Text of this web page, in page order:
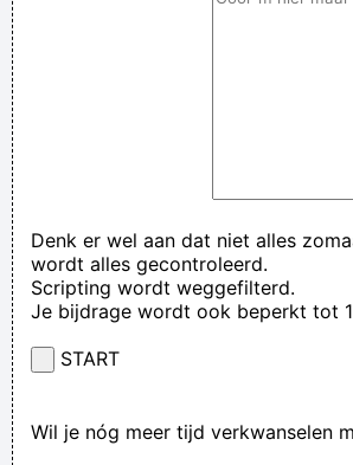
Denk er wel aan dat niet alles
wordt alles gecontroleerd.
Scripting wordt weggefilterd.
Je bijdrage wordt ook beperkt tot
START
Wil je nóg meer tijd verkwanselen